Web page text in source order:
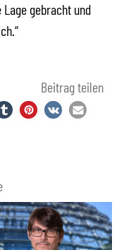
gebracht und
Beitrag teilen